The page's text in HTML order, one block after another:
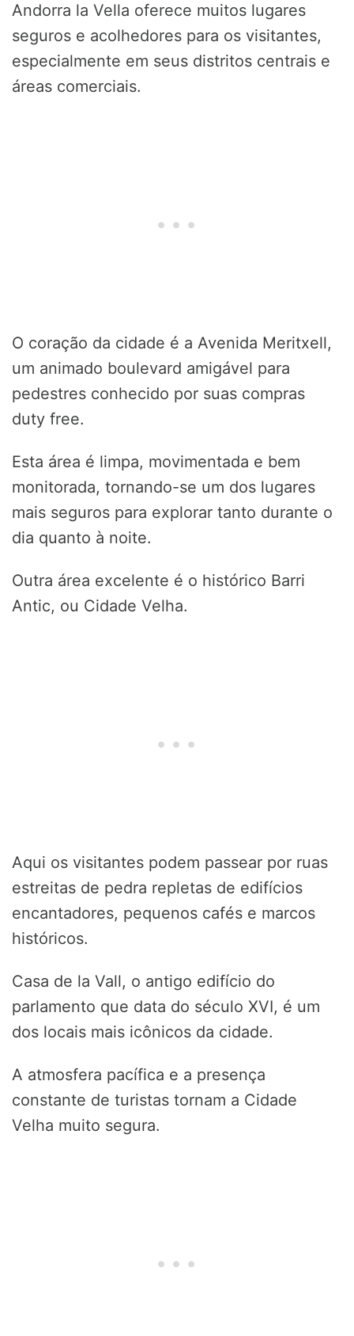
Andorra la Vella oferece muitos lugares
seguros e acolhedores para os visitantes,
especialmente em seus distritos centrais e
áreas comerciais.
O coração da cidade é a Avenida Meritxell,
um animado boulevard amigável para
pedestres conhecido por suas compras
duty free.
Esta área é limpa, movimentada e bem
monitorada, tornando-se um dos lugares
mais seguros para explorar tanto durante o
dia quanto à noite.
Outra área excelente é o histórico Barri
Antic, ou Cidade Velha.
Aqui os visitantes podem passear por ruas
estreitas de pedra repletas de edifícios
encantadores, pequenos cafés e marcos
históricos.
Casa de la Vall, o antigo edifício do
parlamento que data do século XVI, é um
dos locais mais icônicos da cidade.
A atmosfera pacífica e a presença
constante de turistas tornam a Cidade
Velha muito segura.